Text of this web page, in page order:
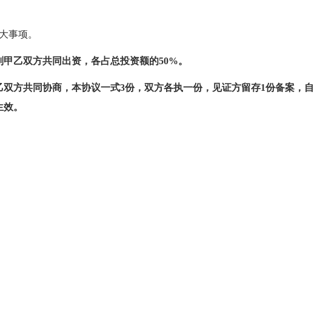
事项。
乙双方共同出资，各占总投资额的50%。
方共同协商，本协议一式3份，双方各执一份，见证方留存1份备案，自
。